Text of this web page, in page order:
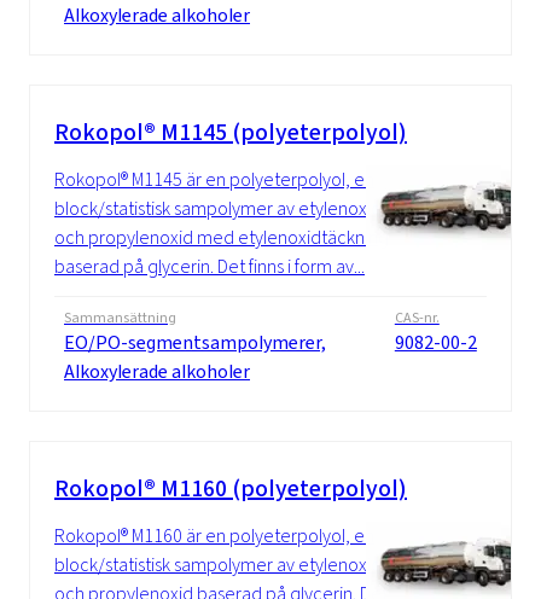
Alkoxylerade alkoholer
Rokopol® M1145 (polyeterpolyol)
Rokopol® M1145 är en polyeterpolyol, en
block/statistisk sampolymer av etylenoxid
och propylenoxid med etylenoxidtäckning
baserad på glycerin. Det finns i form av...
Sammansättning
EO/PO-segmentsampolymerer,
Alkoxylerade alkoholer
CAS-nr.
9082-00-2
Rokopol® M1160 (polyeterpolyol)
Rokopol® M1160 är en polyeterpolyol, en
block/statistisk sampolymer av etylenoxid
och propylenoxid baserad på glycerin. Det